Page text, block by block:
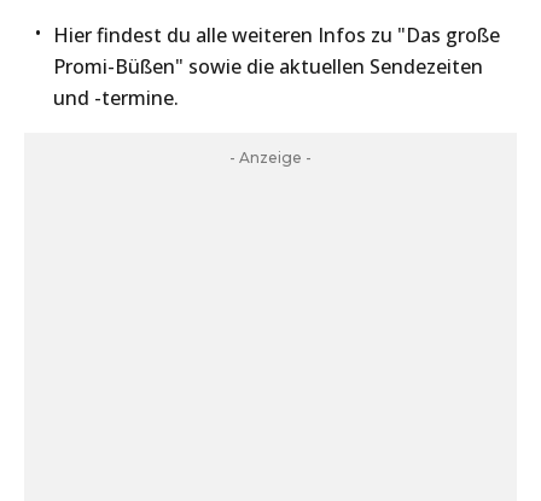
Hier findest du alle weiteren Infos zu "Das große
Promi-Büßen" sowie die aktuellen Sendezeiten
und -termine.
- Anzeige -